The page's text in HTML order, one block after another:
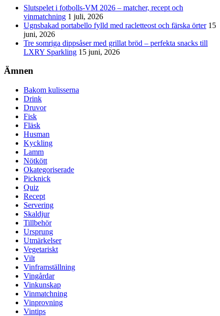
Slutspelet i fotbolls-VM 2026 – matcher, recept och
vinmatchning 1 juli, 2026
Ugnsbakad portabello fylld med racletteost och färska örter 15
juni, 2026
Tre somriga dippsåser med grillat bröd – perfekta snacks till
LXRY Sparkling 15 juni, 2026
Ämnen
Bakom kulisserna
Drink
Druvor
Fisk
Fläsk
Husman
Kyckling
Lamm
Nötkött
Okategoriserade
Picknick
Quiz
Recept
Servering
Skaldjur
Tillbehör
Ursprung
Utmärkelser
Vegetariskt
Vilt
Vinframställning
Vingårdar
Vinkunskap
Vinmatchning
Vinprovning
Vintips